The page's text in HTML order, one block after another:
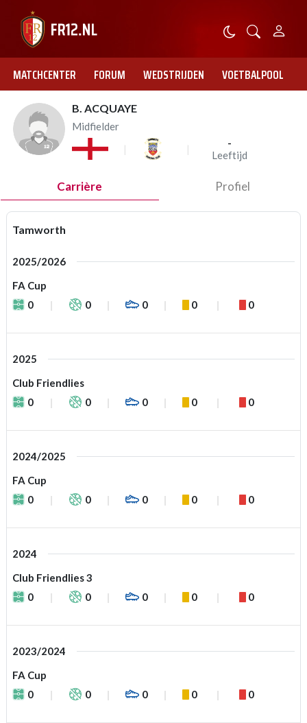
MATCHCENTER FORUM WEDSTRIJDEN VOETBALPOOL
B. ACQUAYE
Midfielder
-
Leeftijd
Carrière Profiel
Tamworth
2025/2026
FA Cup
0
0 0 0 0
2025
Club Friendlies
0
0 0 0 0
2024/2025
FA Cup
0
0 0 0 0
2024
Club Friendlies 3
0
0 0 0 0
2023/2024
FA Cup
0
0 0 0 0